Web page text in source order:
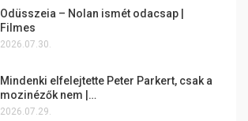
Odüsszeia – Nolan ismét odacsap |
Filmes
2026.07.30.
Mindenki elfelejtette Peter Parkert, csak a
mozinézők nem |…
2026.07.29.